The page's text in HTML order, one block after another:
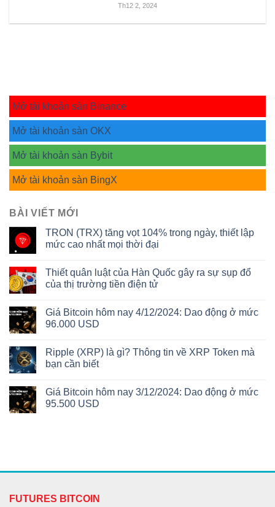
Th12 2, 2024
Mở tài khoản sàn Binance
Mở tài khoản sàn OKX
Mở tài khoản sàn Bybit
Mở tài khoản sàn BingX
BÀI VIẾT MỚI
TRON (TRX) tăng vọt 104% trong ngày, thiết lập
mức cao nhất mọi thời đại
Thiết quân luật của Hàn Quốc gây ra sự sụp đổ
của thị trường tiền điện tử
Giá Bitcoin hôm nay 4/12/2024: Dao động ở mức
96.000 USD
Ripple (XRP) là gì? Thông tin về XRP Token mà
bạn cần biết
Giá Bitcoin hôm nay 3/12/2024: Dao động ở mức
95.500 USD
FUTURES BITCOIN